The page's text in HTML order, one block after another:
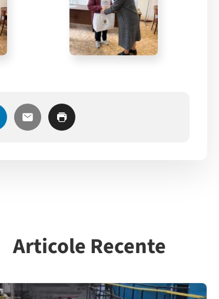
Articole Recente